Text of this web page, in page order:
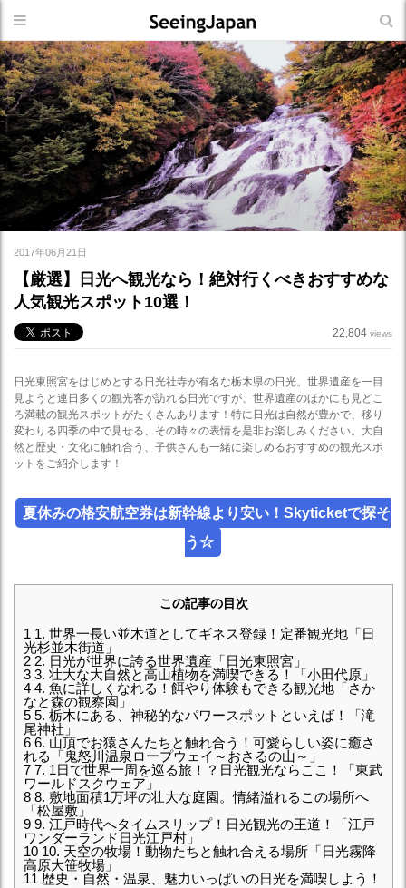
2017年06月21日
【厳選】日光へ観光なら！絶対行くべきおすすめな
人気観光スポット10選！
22,804 views
日光東照宮をはじめとする日光社寺が有名な栃木県の日光。世界遺産を一目
見ようと連日多くの観光客が訪れる日光ですが、世界遺産のほかにも見どこ
ろ満載の観光スポットがたくさんあります！特に日光は自然が豊かで、移り
変わりる四季の中で見せる、その時々の表情を是非お楽しみください。大自
然と歴史・文化に触れ合う、子供さんも一緒に楽しめるおすすめの観光スポ
ットをご紹介します！
夏休みの格安航空券は新幹線より安い！Skyticketで探そ
う☆
この記事の目次
1 1. 世界一長い並木道としてギネス登録！定番観光地「日
光杉並木街道」
2 2. 日光が世界に誇る世界遺産「日光東照宮」
3 3. 壮大な大自然と高山植物を満喫できる！「小田代原」
4 4. 魚に詳しくなれる！餌やり体験もできる観光地「さか
なと森の観察園」
5 5. 栃木にある、神秘的なパワースポットといえば！「滝
尾神社」
6 6. 山頂でお猿さんたちと触れ合う！可愛らしい姿に癒さ
れる「鬼怒川温泉ロープウェイ～おさるの山～」
7 7. 1日で世界一周を巡る旅！？日光観光ならここ！「東武
ワールドスクウェア」
8 8. 敷地面積1万坪の壮大な庭園。情緒溢れるこの場所へ
「松屋敷」
9 9. 江戸時代へタイムスリップ！日光観光の王道！「江戸
ワンダーランド日光江戸村」
10 10. 天空の牧場！動物たちと触れ合える場所「日光霧降
高原大笹牧場」
11 歴史・自然・温泉、魅力いっぱいの日光を満喫しよう！